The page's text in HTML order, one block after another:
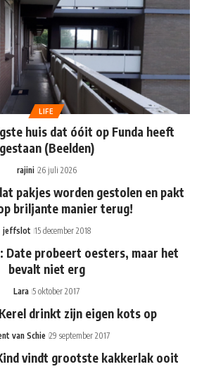
LIFE
huis dat óóit op Funda heeft
gestaan (Beelden)
rajini 26 juli 2026
pakjes worden gestolen en pakt
briljante manier terug!
jeffslot 15 december 2018
Date probeert oesters, maar het
bevalt niet erg
Lara 5 oktober 2017
drinkt zijn eigen kots op
van Schie 29 september 2017
vindt grootste kakkerlak ooit